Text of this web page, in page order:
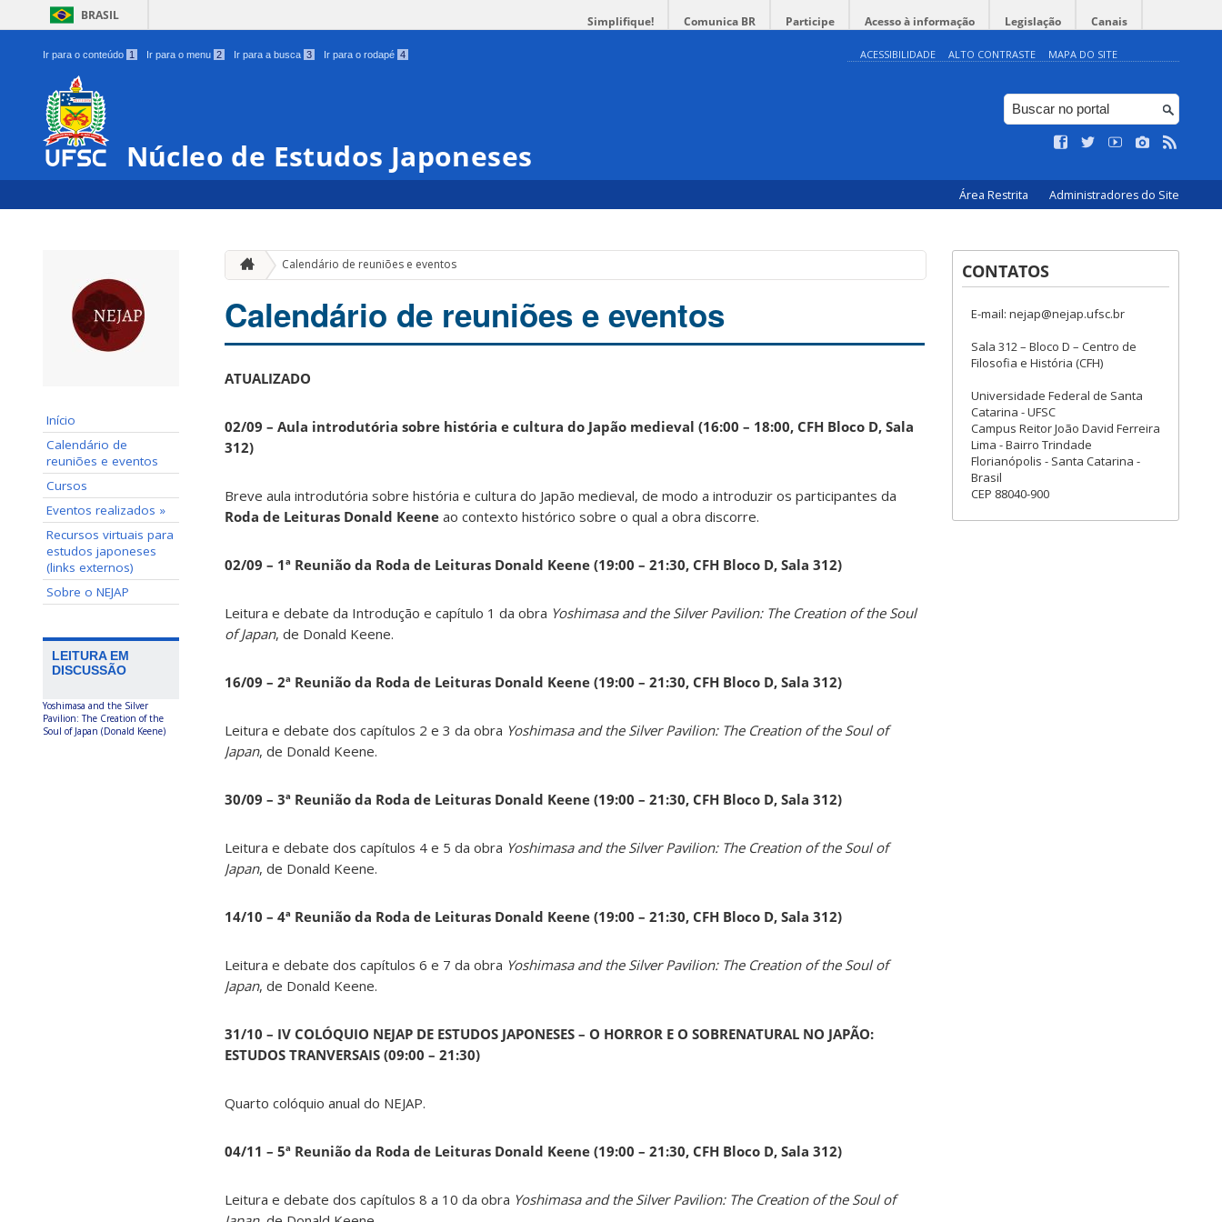
BRASIL Simplifique! Comunica BR Participe Acesso à informação Legislação Canais
Ir para o conteúdo 1 Ir para o menu 2 Ir para a busca 3 Ir para o rodapé 4 ACESSIBILIDADE ALTO CONTRASTE MAPA DO SITE
Núcleo de Estudos Japoneses
Área Restrita Administradores do Site
Início
Calendário de
reuniões e eventos
Cursos
Eventos realizados »
Recursos virtuais para
estudos japoneses
(links externos)
Sobre o NEJAP
LEITURA EM
DISCUSSÃO
Yoshimasa and the Silver
Pavilion: The Creation of the
Soul of Japan (Donald Keene)
Calendário de reuniões e eventos
Calendário de reuniões e eventos
ATUALIZADO
02/09 – Aula introdutória sobre história e cultura do Japão medieval (16:00 – 18:00, CFH Bloco D, Sala
312)
Breve aula introdutória sobre história e cultura do Japão medieval, de modo a introduzir os participantes da
Roda de Leituras Donald Keene ao contexto histórico sobre o qual a obra discorre.
02/09 – 1ª Reunião da Roda de Leituras Donald Keene (19:00 – 21:30, CFH Bloco D, Sala 312)
Leitura e debate da Introdução e capítulo 1 da obra Yoshimasa and the Silver Pavilion: The Creation of the Soul
of Japan, de Donald Keene.
16/09 – 2ª Reunião da Roda de Leituras Donald Keene (19:00 – 21:30, CFH Bloco D, Sala 312)
Leitura e debate dos capítulos 2 e 3 da obra Yoshimasa and the Silver Pavilion: The Creation of the Soul of
Japan, de Donald Keene.
30/09 – 3ª Reunião da Roda de Leituras Donald Keene (19:00 – 21:30, CFH Bloco D, Sala 312)
Leitura e debate dos capítulos 4 e 5 da obra Yoshimasa and the Silver Pavilion: The Creation of the Soul of
Japan, de Donald Keene.
14/10 – 4ª Reunião da Roda de Leituras Donald Keene (19:00 – 21:30, CFH Bloco D, Sala 312)
Leitura e debate dos capítulos 6 e 7 da obra Yoshimasa and the Silver Pavilion: The Creation of the Soul of
Japan, de Donald Keene.
31/10 – IV COLÓQUIO NEJAP DE ESTUDOS JAPONESES – O HORROR E O SOBRENATURAL NO JAPÃO:
ESTUDOS TRANVERSAIS (09:00 – 21:30)
Quarto colóquio anual do NEJAP.
04/11 – 5ª Reunião da Roda de Leituras Donald Keene (19:00 – 21:30, CFH Bloco D, Sala 312)
Leitura e debate dos capítulos 8 a 10 da obra Yoshimasa and the Silver Pavilion: The Creation of the Soul of
CONTATOS
E-mail: nejap@nejap.ufsc.br
Sala 312 – Bloco D – Centro de
Filosofia e História (CFH)
Universidade Federal de Santa
Catarina - UFSC
Campus Reitor João David Ferreira
Lima - Bairro Trindade
Florianópolis - Santa Catarina -
Brasil
CEP 88040-900